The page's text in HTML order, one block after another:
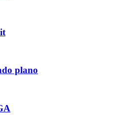
plano